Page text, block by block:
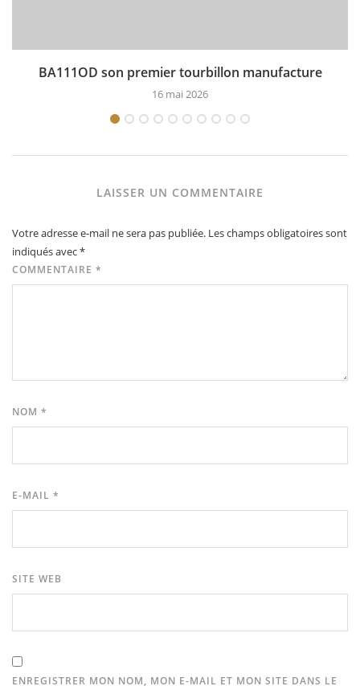
BA111OD son premier tourbillon manufacture
16 mai 2026
LAISSER UN COMMENTAIRE
Votre adresse e-mail ne sera pas publiée. Les champs obligatoires sont
indiqués avec*
COMMENTAIRE *
NOM *
E-MAIL *
SITE WEB
ENREGISTRER MON NOM, MON E-MAIL ET MON SITE DANS LE